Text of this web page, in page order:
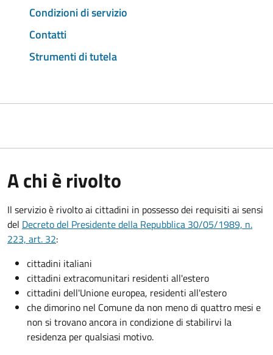
Condizioni di servizio
Contatti
Strumenti di tutela
A chi è rivolto
Il servizio è rivolto ai cittadini in possesso dei requisiti ai sensi
del Decreto del Presidente della Repubblica 30/05/1989, n.
223, art. 32:
cittadini italiani
cittadini extracomunitari residenti all'estero
cittadini dell'Unione europea, residenti all'estero
che dimorino nel Comune da non meno di quattro mesi e
non si trovano ancora in condizione di stabilirvi la
residenza per qualsiasi motivo.